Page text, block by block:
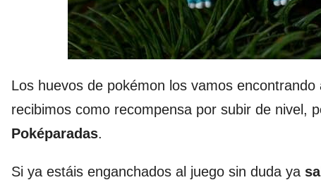
Los huevos de pokémon los vamos
recibimos como recompensa por subir de nivel,
Poképaradas.
Si ya estáis enganchados al juego sin duda ya